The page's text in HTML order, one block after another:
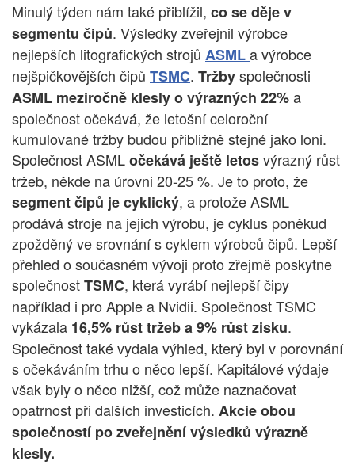
Minulý týden nám také přiblížil, co se děje v
segmentu čipů. Výsledky zveřejnil výrobce
nejlepších litografických strojů ASMLa výrobce
nejšpičkovějších čipů TSMC. Tržbyspolečnosti
ASML meziročně klesly o výrazných 22%a
společnost očekává, že letošní celoroční
kumulované tržby budou přibližně stejné jako loni.
Společnost ASMLočekává ještě letosvýrazný růst
tržeb, někde na úrovni 20-25 %. Je to proto, že
segment čipů je cyklický, a protože ASML
prodává stroje na jejich výrobu, je cyklus poněkud
zpožděný ve srovnání s cyklem výrobců čipů. Lepší
přehled o současném vývoji proto zřejmě poskytne
společnostTSMC, která vyrábí nejlepší čipy
například i pro Apple a Nvidii. Společnost TSMC
vykázala 16,5% růst tržeb a 9% růst zisku.
Společnost také vydala výhled, který byl v porovnání
s očekáváním trhu o něco lepší. Kapitálové výdaje
však byly o něco nižší, což může naznačovat
opatrnost při dalších investicích. Akcie obou
společností po zveřejnění výsledků výrazně
klesly.